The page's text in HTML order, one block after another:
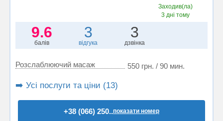
Заходив(ла)
3 дні тому
9.6
балів
3
відгука
3
дзвінка
Розслаблюючий масаж 550 грн. / 90 мин.
➡️ Усі послуги та ціни (13)
+38 (066) 250..показати номер